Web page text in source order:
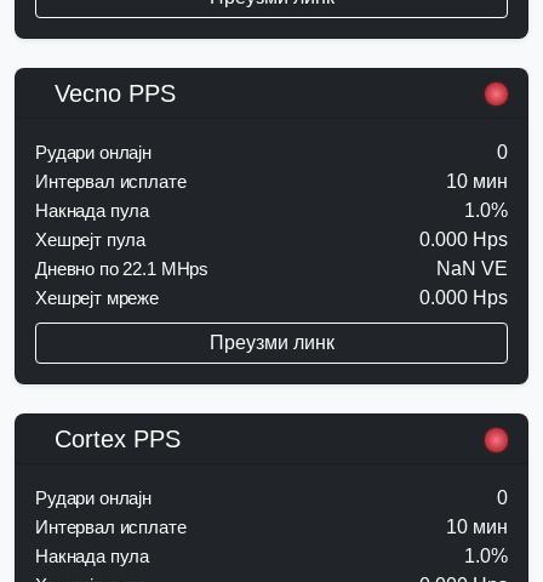
Vecno PPS
Рудари онлајн
0
Интервал исплате
10 мин
Накнада пула
1.0%
Хешрејт пула
0.000 Hps
Дневно по 22.1 MHps
NaN VE
Хешрејт мреже
0.000 Hps
Преузми линк
Cortex PPS
Рудари онлајн
0
Интервал исплате
10 мин
Накнада пула
1.0%